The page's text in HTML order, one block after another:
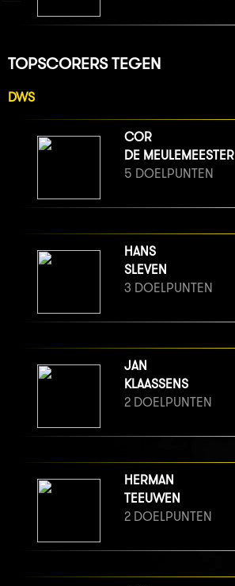
TOPSCORERS TEGEN
DWS
COR
DE MEULEMEESTER
5 DOELPUNTEN
HANS
SLEVEN
3 DOELPUNTEN
JAN
KLAASSENS
2 DOELPUNTEN
HERMAN
TEEUWEN
2 DOELPUNTEN